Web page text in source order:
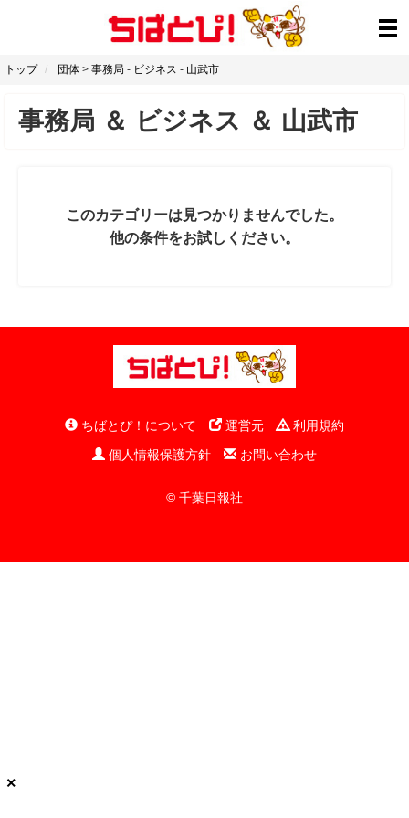
トップ 団体 > 事務局 - ビジネス - 山武市
事務局 ＆ ビジネス ＆ 山武市
このカテゴリーは見つかりませんでした。
他の条件をお試しください。
ちばとぴ！について 運営元
利用規約
個人情報保護方針
お問い合わせ
© 千葉日報社
×